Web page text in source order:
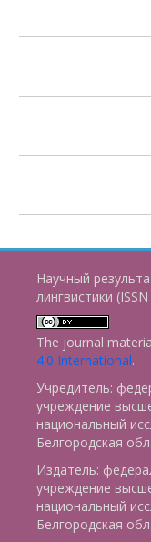
Научный
лингвистики
The journal
4.0 International.
Учредитель:
учреждение
национальный
Белгородская
Издатель:
учреждение
национальный
Белгородская